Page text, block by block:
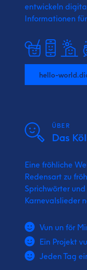
entwickeln
Informationen
hello-
ÜBER
Das
Eine fröhliche
Redensart zu
Sprichwörter und
Karnevalslieder
Vun un för
Ein Projekt
Jeden Tag